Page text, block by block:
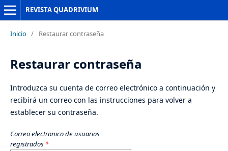
REVISTA QUADRIVIUM
Inicio / Restaurar contraseña
Restaurar contraseña
Introduzca su cuenta de correo electrónico a continuación y
recibirá un correo con las instrucciones para volver a
establecer su contraseña.
Correo electronico de usuarios
registrados *